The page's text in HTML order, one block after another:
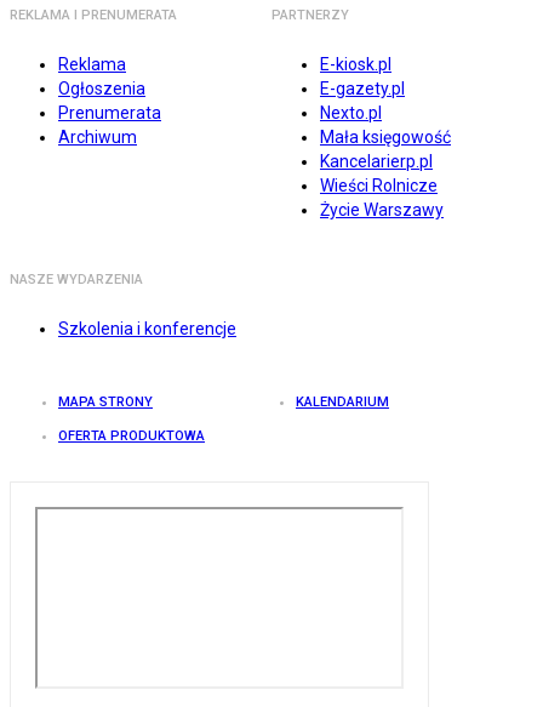
REKLAMA I PRENUMERATA
Reklama
Ogłoszenia
Prenumerata
Archiwum
PARTNERZY
E-kiosk.pl
E-gazety.pl
Nexto.pl
Mała księgowość
Kancelarierp.pl
Wieści Rolnicze
Życie Warszawy
NASZE WYDARZENIA
Szkolenia i konferencje
MAPA STRONY KALENDARIUM
OFERTA PRODUKTOWA